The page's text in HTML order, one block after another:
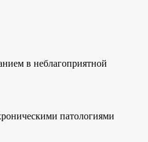
в неблагоприятной
патологиями